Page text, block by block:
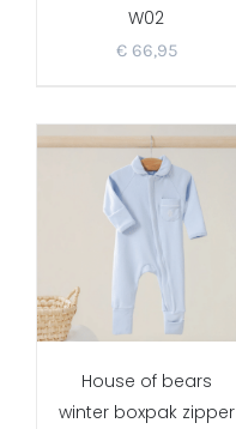
W02
€66,95
House of bears
winter boxpak zipper